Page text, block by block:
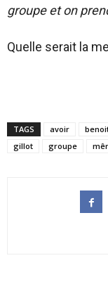
groupe et on
Quelle serait la
TAGS avoir
gillot
groupe